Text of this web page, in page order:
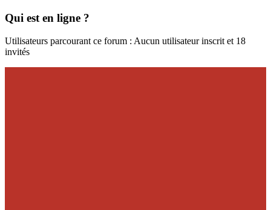
Qui est en ligne ?
Utilisateurs parcourant ce forum : Aucun utilisateur inscrit et 18
invités